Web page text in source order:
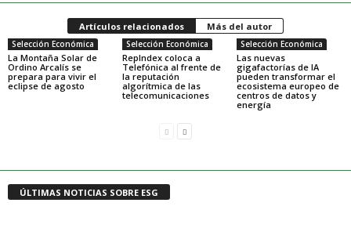
Artículos relacionados Más del autor
Selección Económica
La Montaña Solar de
Ordino Arcalís se
prepara para vivir el
eclipse de agosto
Selección Económica
RepIndex coloca a
Telefónica al frente de
la reputación
algorítmica de las
telecomunicaciones
Selección Económica
Las nuevas
gigafactorías de IA
pueden transformar el
ecosistema europeo de
centros de datos y
energía
ÚLTIMAS NOTICIAS SOBRE ESG